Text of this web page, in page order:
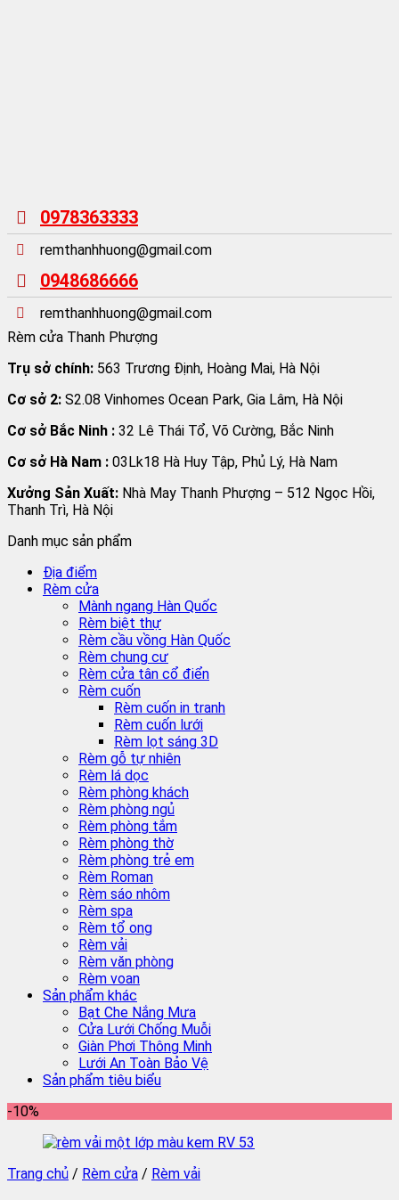
0978363333
remthanhhuong@gmail.com
0948686666
remthanhhuong@gmail.com
Rèm cửa Thanh Phượng
Trụ sở chính: 563 Trương Định, Hoàng Mai, Hà Nội
Cơ sở 2: S2.08 Vinhomes Ocean Park, Gia Lâm, Hà Nội
Cơ sở Bắc Ninh : 32 Lê Thái Tổ, Võ Cường, Bắc Ninh
Cơ sở Hà Nam : 03Lk18 Hà Huy Tập, Phủ Lý, Hà Nam
Xưởng Sản Xuất: Nhà May Thanh Phượng – 512 Ngọc Hồi,
Thanh Trì, Hà Nội
Danh mục sản phẩm
Địa điểm
Rèm cửa
Mành ngang Hàn Quốc
Rèm biệt thự
Rèm cầu vồng Hàn Quốc
Rèm chung cư
Rèm cửa tân cổ điển
Rèm cuốn
Rèm cuốn in tranh
Rèm cuốn lưới
Rèm lọt sáng 3D
Rèm gỗ tự nhiên
Rèm lá dọc
Rèm phòng khách
Rèm phòng ngủ
Rèm phòng tắm
Rèm phòng thờ
Rèm phòng trẻ em
Rèm Roman
Rèm sáo nhôm
Rèm spa
Rèm tổ ong
Rèm vải
Rèm văn phòng
Rèm voan
Sản phẩm khác
Bạt Che Nắng Mưa
Cửa Lưới Chống Muỗi
Giàn Phơi Thông Minh
Lưới An Toàn Bảo Vệ
Sản phẩm tiêu biểu
-10%
Trang chủ / Rèm cửa / Rèm vải